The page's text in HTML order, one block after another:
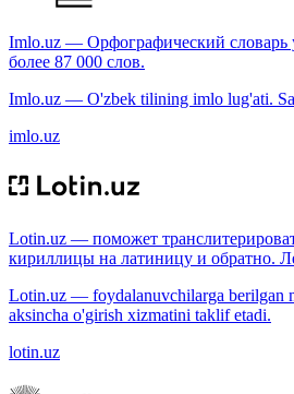
Imlo.uz — Орфографический словарь
более 87 000 слов.
Imlo.uz — O'zbek tilining imlo lug'ati.
imlo.uz
Lotin.uz — поможет
кириллицы на латиницу и обратно.
Lotin.uz — foydalanuvchilarga berilgan
aksincha o'girish xizmatini taklif etadi.
lotin.uz